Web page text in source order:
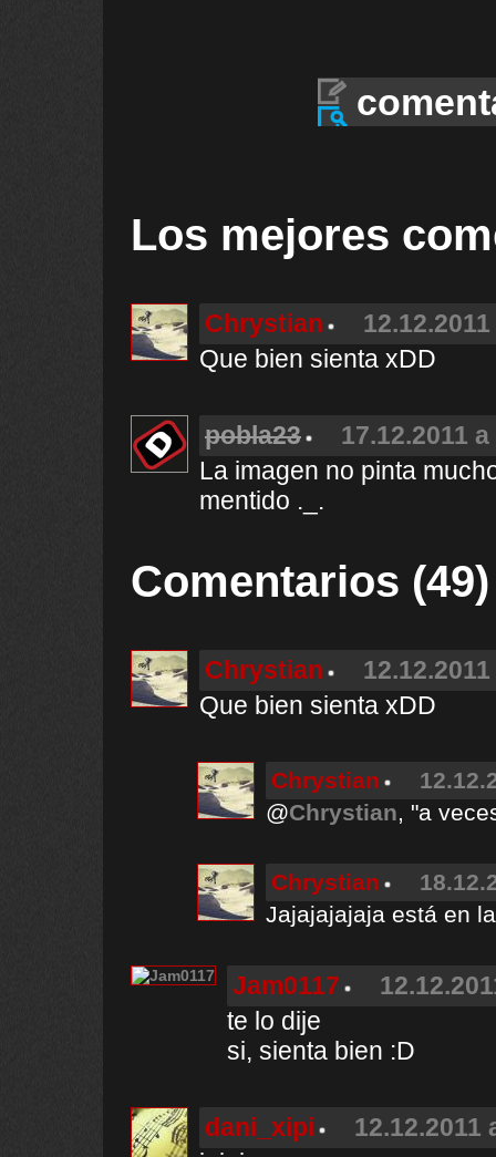
Los mejores
Chrystian
Que bien sienta xDD
pobla23
17.12.2011
La imagen no pinta
mentido ._.
Comentarios (49)
Chrystian
Que bien sienta xDD
Chrystian
@Chrystian, "a
Chrystian
Jajajajajaja está en
Jam0117
te lo dije
si, sienta bien :D
dani_xipi
12.12.2011